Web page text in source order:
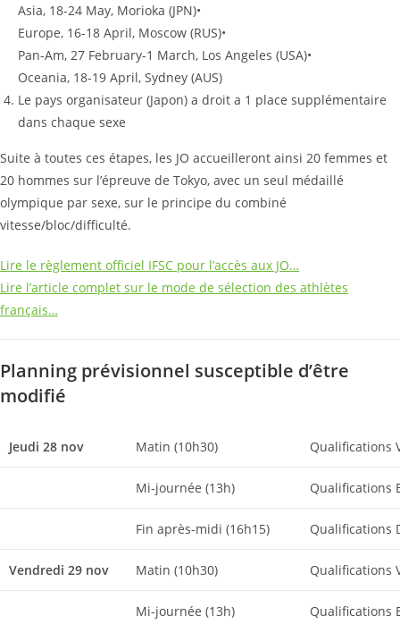
Asia, 18-24 May, Morioka (JPN)•
Europe, 16-18 April, Moscow (RUS)•
Pan-Am, 27 February-1 March, Los Angeles (USA)•
Oceania, 18-19 April, Sydney (AUS)
Le pays organisateur (Japon) a droit a 1 place supplémentaire
dans chaque sexe
Suite à toutes ces étapes, les JO accueilleront ainsi 20 femmes et
20 hommes sur l’épreuve de Tokyo, avec un seul médaillé
olympique par sexe, sur le principe du combiné
vitesse/bloc/difficulté.
Lire le règlement officiel IFSC pour l’accès aux JO…
Lire l’article complet sur le mode de sélection des athlètes
français…
Planning prévisionnel susceptible d’être
modifié
Jeudi 28 nov Matin (10h30) Qualifications
Mi-journée (13h) Qualifications
Fin après-midi (16h15) Qualifications
Vendredi 29 nov Matin (10h30) Qualifications
Mi-journée (13h) Qualifications